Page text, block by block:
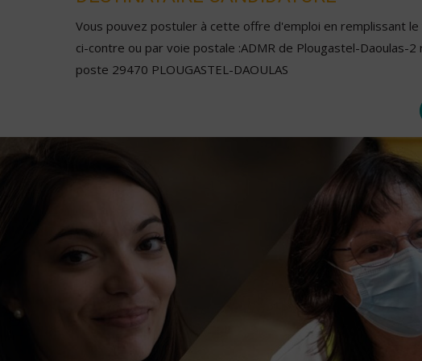
Vous pouvez postuler à cette offre d'emploi en remplissant le
ci-contre ou par voie postale :ADMR de Plougastel-Daoulas-2
poste 29470 PLOUGASTEL-DAOULAS